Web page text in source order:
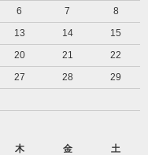
6 7
8
13 14
15
20 21
22
27 28
29
木 金
土